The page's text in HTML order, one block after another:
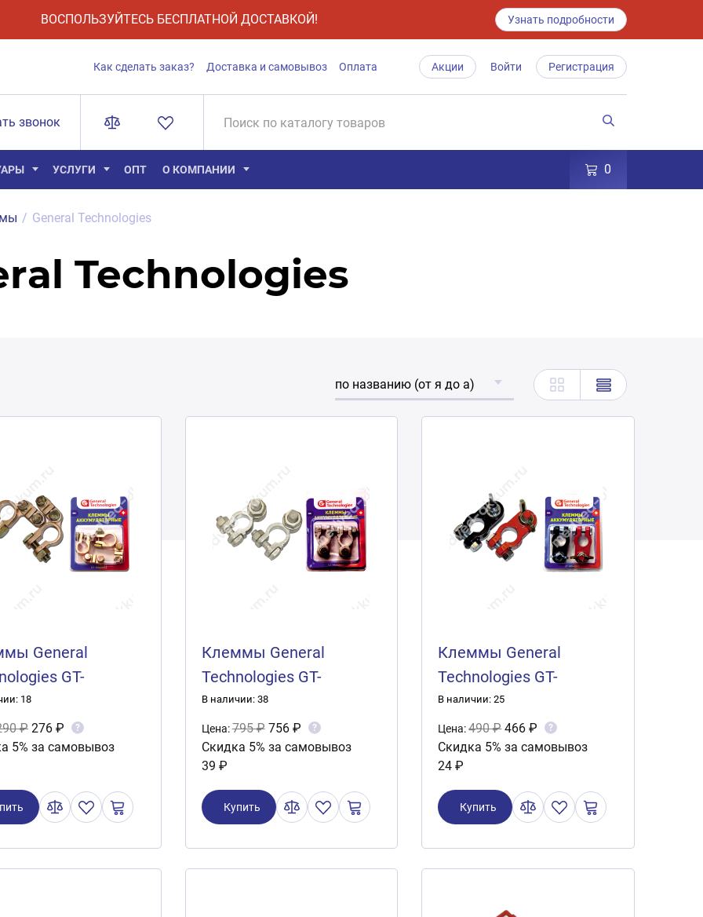
ВОСПОЛЬЗУЙТЕСЬ БЕСПЛАТНОЙ ДОСТАВКОЙ! Узнать подробности
Как сделать заказ? Доставка и самовывоз Оплата Акции Войти Регистрация
звонок
УСЛУГИ ОПТ О КОМПАНИИ 0
/ General Technologies
Technologies
по названию (от я до а)
General
GT-
(2шт.)
18
₽ 276 ₽ ?
5% за самовывоз
Клеммы General
Technologies GT-
M060002 (2шт.)
В наличии: 38
Цена:795 ₽ 756 ₽ ?
Скидка 5% за самовывоз
39 ₽
Купить
Клеммы General
Technologies GT-
M040015 (2шт.)
В наличии: 25
Цена:490 ₽ 466 ₽ ?
Скидка 5% за самовывоз
24 ₽
Купить